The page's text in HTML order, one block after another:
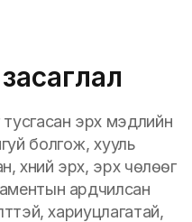
эрх мэдлийн
болгож, хууль
хүний эрх, эрх чөлөөг
ардчилсан
хариуцлагатай,